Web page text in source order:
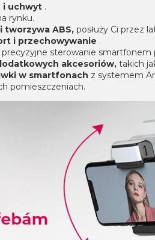
i uchwyt .
rynku.
tworzywa ABS, posłuży Ci przez
i przechowywanie .
precyzyjne sterowanie smartfonem
akcesoriów, takich
w smartfonach z systemem
pomieszczeniach.